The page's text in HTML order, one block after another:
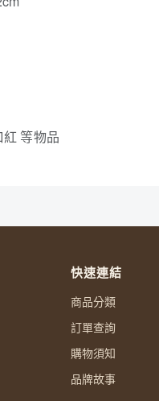
等物品
快速連結
商品分類
訂單查詢
購物須知
品牌故事